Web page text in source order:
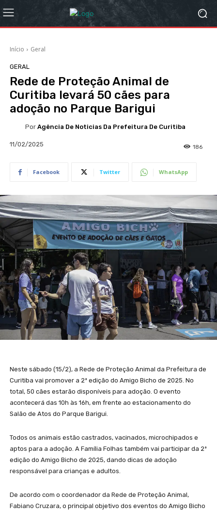
Início Geral
GERAL
Rede de Proteção Animal de
Curitiba levará 50 cães para
adoção no Parque Barigui
Por Agência De Noticias Da Prefeitura De Curitiba
11/02/2025 186
Facebook Twitter WhatsApp
Neste sábado (15/2), a Rede de Proteção Animal da Prefeitura de
Curitiba vai promover a 2ª edição do Amigo Bicho de 2025. No
total, 50 cães estarão disponíveis para adoção. O evento
acontecerá das 10h às 16h, em frente ao estacionamento do
Salão de Atos do Parque Barigui.
Todos os animais estão castrados, vacinados, microchipados e
aptos para a adoção. A Família Folhas também vai participar da 2ª
edição do Amigo Bicho de 2025, dando dicas de adoção
responsável para crianças e adultos.
De acordo com o coordenador da Rede de Proteção Animal,
Fabiano Cruzara, o principal objetivo dos eventos do Amigo Bicho